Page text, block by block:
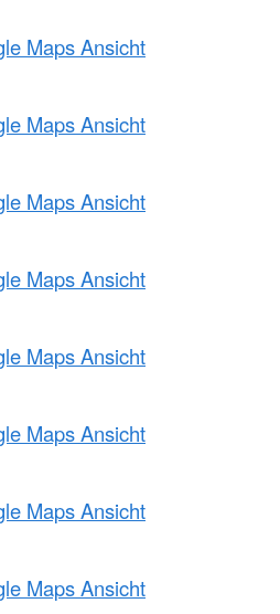
Maps Ansicht
Maps Ansicht
Maps Ansicht
Maps Ansicht
Maps Ansicht
Maps Ansicht
Maps Ansicht
Maps Ansicht